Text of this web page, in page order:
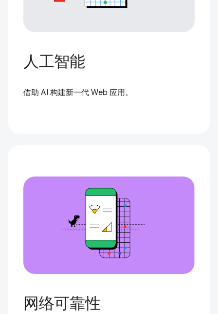
人工智能
借助 AI 构建新一代 Web 应用。
网络可靠性